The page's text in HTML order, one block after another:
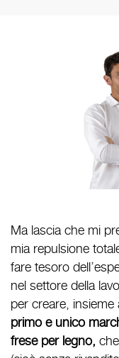
Ma lascia che mi
mia repulsione
fare tesoro
nel settore della
per creare, insieme
primo e unico
frese per legno,